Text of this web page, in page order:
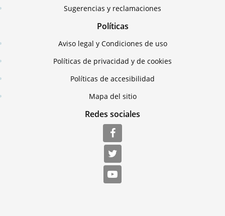
Sugerencias y reclamaciones
Políticas
Aviso legal y Condiciones de uso
Políticas de privacidad y de cookies
Políticas de accesibilidad
Mapa del sitio
Redes sociales